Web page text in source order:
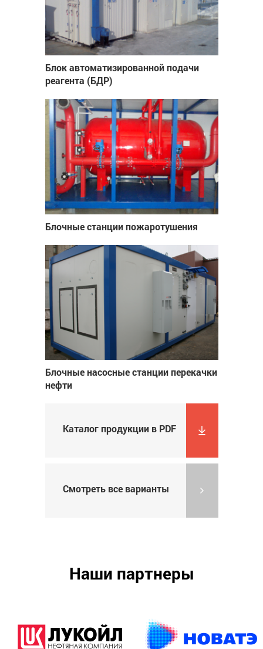
Блок автоматизированной подачи
реагента (БДР)
Блочные станции пожаротушения
Блочные насосные станции перекачки
нефти
Каталог продукции в PDF
Смотреть все варианты
Наши партнеры